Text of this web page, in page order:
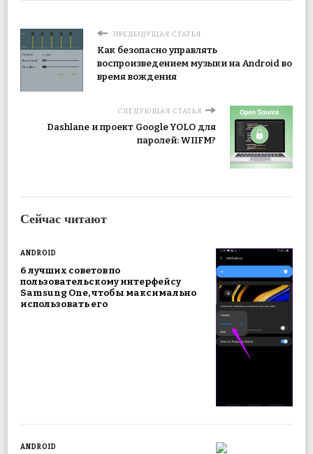
ПРЕДЫДУЩАЯ СТАТЬЯ
Как безопасно управлять
воспроизведением музыки на Android во
время вождения
СЛЕДУЮЩАЯ СТАТЬЯ
Dashlane и проект Google YOLO для
паролей: WIIFM?
Сейчас читают
ANDROID
6 лучших советов по
пользовательскому интерфейсу
Samsung One, чтобы максимально
использовать его
ANDROID